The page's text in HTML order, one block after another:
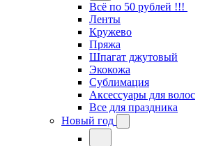
Всё по 50 рублей !!!
Ленты
Кружево
Пряжа
Шпагат джутовый
Экокожа
Сублимация
Аксессуары для волос
Все для праздника
Новый год